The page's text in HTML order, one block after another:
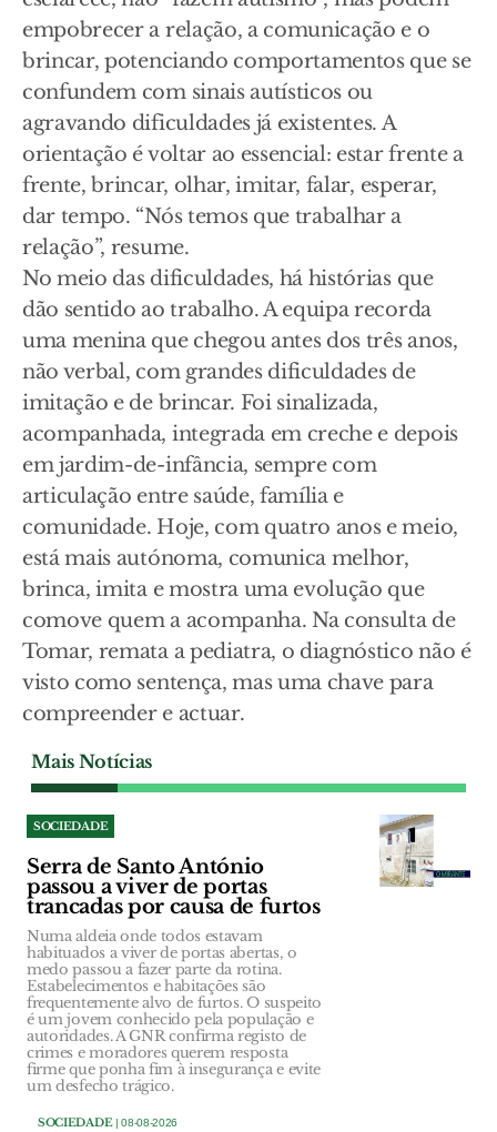
empobrecer a relação, a comunicação e o
brincar, potenciando comportamentos que se
confundem com sinais autísticos ou
agravando dificuldades já existentes. A
orientação é voltar ao essencial: estar frente a
frente, brincar, olhar, imitar, falar, esperar,
dar tempo. “Nós temos que trabalhar a
relação”, resume.
No meio das dificuldades, há histórias que
dão sentido ao trabalho. A equipa recorda
uma menina que chegou antes dos três anos,
não verbal, com grandes dificuldades de
imitação e de brincar. Foi sinalizada,
acompanhada, integrada em creche e depois
em jardim-de-infância, sempre com
articulação entre saúde, família e
comunidade. Hoje, com quatro anos e meio,
está mais autónoma, comunica melhor,
brinca, imita e mostra uma evolução que
comove quem a acompanha. Na consulta de
Tomar, remata a pediatra, o diagnóstico não é
visto como sentença, mas uma chave para
compreender e actuar.
Mais Notícias
SOCIEDADE
Serra de Santo António
passou a viver de portas
trancadas por causa de furtos
Numa aldeia onde todos estavam
habituados a viver de portas abertas, o
medo passou a fazer parte da rotina.
Estabelecimentos e habitações são
frequentemente alvo de furtos. O suspeito
é um jovem conhecido pela população e
autoridades. A GNR confirma registo de
crimes e moradores querem resposta
firme que ponha fim à insegurança e evite
um desfecho trágico.
SOCIEDADE| 08-08-2026